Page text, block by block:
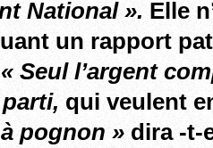
National ». Elle
un rapport
« Seul l’argent
qui veulent
pognon » dira -t-